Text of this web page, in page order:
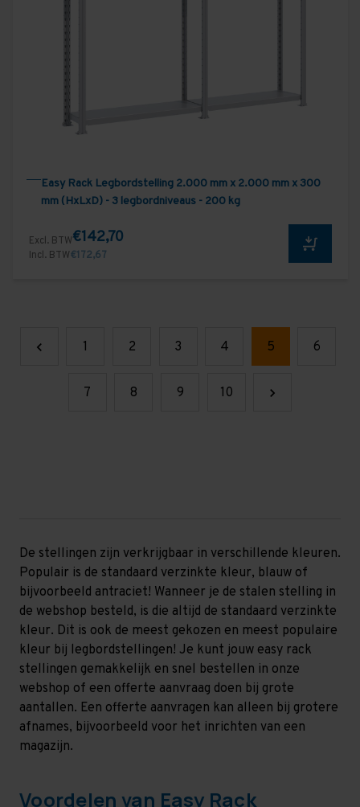
Easy Rack Legbordstelling 2.000 mm x 2.000 mm x 300
mm (HxLxD) - 3 legbordniveaus - 200 kg
Excl. BTW€142,70
Incl. BTW€172,67
1 2 3 4 5 6
7 8 9 10
De stellingen zijn verkrijgbaar in verschillende kleuren.
Populair is de standaard verzinkte kleur, blauw of
bijvoorbeeld antraciet! Wanneer je de stalen stelling in
de webshop besteld, is die altijd de standaard verzinkte
kleur. Dit is ook de meest gekozen en meest populaire
kleur bij legbordstellingen! Je kunt jouw easy rack
stellingen gemakkelijk en snel bestellen in onze
webshop of een offerte aanvraag doen bij grote
aantallen. Een offerte aanvragen kan alleen bij grotere
afnames, bijvoorbeeld voor het inrichten van een
magazijn.
Voordelen van Easy Rack